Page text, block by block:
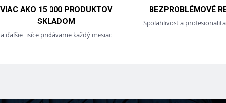
VIAC AKO 15 000 PRODUKTOV
SKLADOM
a ďalšie tisíce pridávame každý mesiac
BEZPROBLÉMOVÉ
Spoľahlivosť a